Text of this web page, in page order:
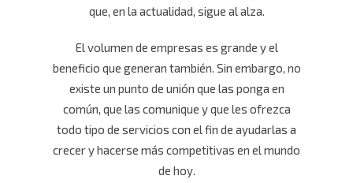
que, en la actualidad, sigue al alza.
El volumen de empresas es grande y el
beneficio que generan también. Sin embargo, no
existe un punto de unión que las ponga en
común, que las comunique y que les ofrezca
todo tipo de servicios con el fin de ayudarlas a
crecer y hacerse más competitivas en el mundo
de hoy.